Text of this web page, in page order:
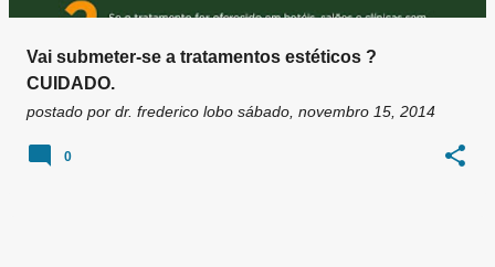
Vai submeter-se a tratamentos estéticos ?
CUIDADO.
postado por dr. frederico lobo sábado, novembro 15, 2014
0